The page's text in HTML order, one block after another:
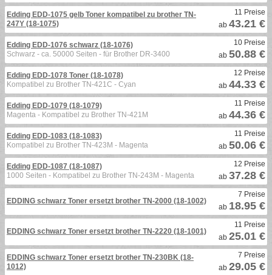
Edding EDD-1075 gelb Toner kompatibel zu brother TN-
247Y (18-1075)
11 Preise
ab 43.21 €
Edding EDD-1076 schwarz (18-1076)
Schwarz - ca. 50000 Seiten - für Brother DR-3400
10 Preise
ab 50.88 €
Edding EDD-1078 Toner (18-1078)
Kompatibel zu Brother TN-421C - Cyan
12 Preise
ab 44.33 €
Edding EDD-1079 (18-1079)
Magenta - Kompatibel zu Brother TN-421M
11 Preise
ab 44.36 €
Edding EDD-1083 (18-1083)
Kompatibel zu Brother TN-423M - Magenta
11 Preise
ab 50.06 €
Edding EDD-1087 (18-1087)
1000 Seiten - Kompatibel zu Brother TN-243M - Magenta
12 Preise
ab 37.28 €
EDDING schwarz Toner ersetzt brother TN-2000 (18-1002)
7 Preise
ab 18.95 €
EDDING schwarz Toner ersetzt brother TN-2220 (18-1001)
11 Preise
ab 25.01 €
EDDING schwarz Toner ersetzt brother TN-230BK (18-
1012)
7 Preise
ab 29.05 €